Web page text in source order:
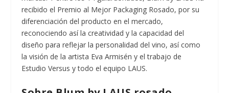
recibido el Premio al Mejor Packaging Rosado, por su
diferenciación del producto en el mercado,
reconociendo así la creatividad y la capacidad del
diseño para reflejar la personalidad del vino, así como
la visión de la artista Eva Armisén y el trabajo de
Estudio Versus y todo el equipo LAUS.